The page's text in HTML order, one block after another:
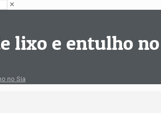
✕
lixo e entulho
no Sia